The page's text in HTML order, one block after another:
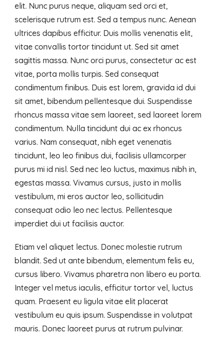
elit. Nunc purus neque, aliquam sed orci et,
scelerisque rutrum est. Sed a tempus nunc. Aenean
ultrices dapibus efficitur. Duis mollis venenatis elit,
vitae convallis tortor tincidunt ut. Sed sit amet
sagittis massa. Nunc orci purus, consectetur ac est
vitae, porta mollis turpis. Sed consequat
condimentum finibus. Duis est lorem, gravida id dui
sit amet, bibendum pellentesque dui. Suspendisse
rhoncus massa vitae sem laoreet, sed laoreet lorem
condimentum. Nulla tincidunt dui ac ex rhoncus
varius. Nam consequat, nibh eget venenatis
tincidunt, leo leo finibus dui, facilisis ullamcorper
purus mi id nisl. Sed nec leo luctus, maximus nibh in,
egestas massa. Vivamus cursus, justo in mollis
vestibulum, mi eros auctor leo, sollicitudin
consequat odio leo nec lectus. Pellentesque
imperdiet dui ut facilisis auctor.
Etiam vel aliquet lectus. Donec molestie rutrum
blandit. Sed ut ante bibendum, elementum felis eu,
cursus libero. Vivamus pharetra non libero eu porta.
Integer vel metus iaculis, efficitur tortor vel, luctus
quam. Praesent eu ligula vitae elit placerat
vestibulum eu quis ipsum. Suspendisse in volutpat
mauris. Donec laoreet purus at rutrum pulvinar.